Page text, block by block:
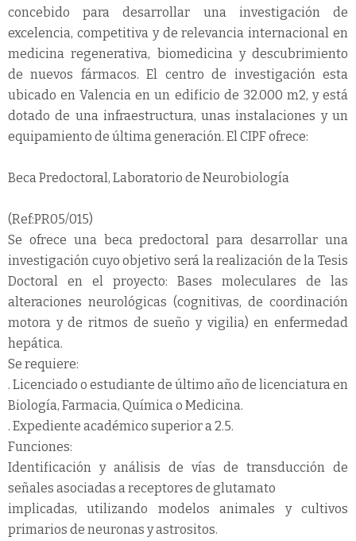
concebido para desarrollar una investigación de
excelencia, competitiva y de relevancia internacional en
medicina regenerativa, biomedicina y descubrimiento
de nuevos fármacos. El centro de investigación esta
ubicado en Valencia en un edificio de 32.000 m2, y está
dotado de una infraestructura, unas instalaciones y un
equipamiento de última generación. El CIPF ofrece:
Beca Predoctoral, Laboratorio de Neurobiología
(Ref:PR05/015)
Se ofrece una beca predoctoral para desarrollar una
investigación cuyo objetivo será la realización de la Tesis
Doctoral en el proyecto: Bases moleculares de las
alteraciones neurológicas (cognitivas, de coordinación
motora y de ritmos de sueño y vigilia) en enfermedad
hepática.
Se requiere:
. Licenciado o estudiante de último año de licenciatura en
Biología, Farmacia, Química o Medicina.
. Expediente académico superior a 2.5.
Funciones:
Identificación y análisis de vías de transducción de
señales asociadas a receptores de glutamato
implicadas, utilizando modelos animales y cultivos
primarios de neuronas y astrositos.